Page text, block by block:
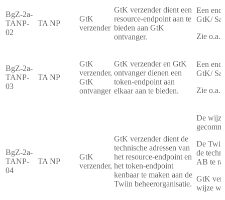
BgZ-2a-
TANP-
02
TA NP
GtK
verzender
GtK verzender dient een
resource-endpoint aan te
bieden aan GtK
ontvanger.
Een
GtK/
Zie o.a.
BgZ-2a-
TANP-
03
TA NP
GtK
verzender,
GtK
ontvanger
GtK verzender en GtK
ontvanger dienen een
token-endpoint aan
elkaar aan te bieden.
Een
GtK/
Zie o.a.
BgZ-2a-
TANP-
04
TA NP
GtK
verzender,
GtK verzender dient de
technische adressen van
het resource-endpoint en
het token-endpoint
kenbaar te maken aan de
Twiin beheerorganisatie.
De
De
de
AB te
GtK
wijze